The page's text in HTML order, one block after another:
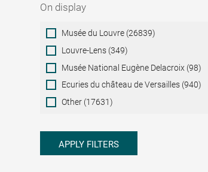
On display
On
display
Musée du Louvre (26839)
Louvre-Lens (349)
Musée National Eugène Delacroix (98)
Ecuries du château de Versailles (940)
Other (17631)
APPLY FILTERS